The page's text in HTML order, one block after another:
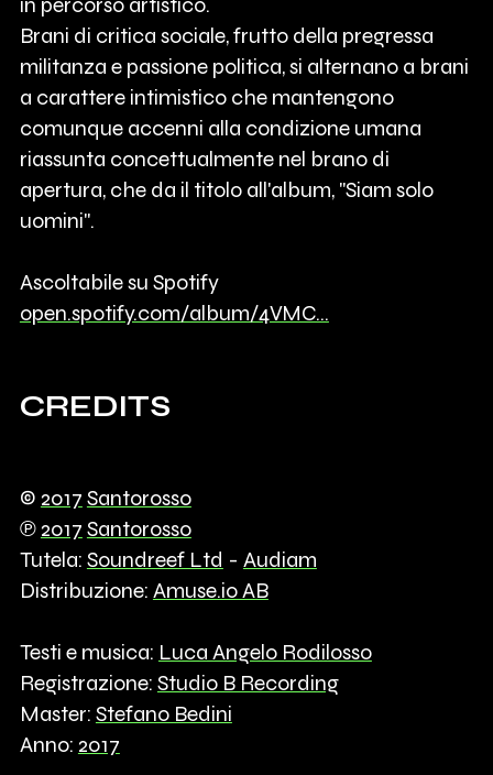
in percorso artistico.
Brani di critica sociale, frutto della pregressa
militanza e passione politica, si alternano a brani
a carattere intimistico che mantengono
comunque accenni alla condizione umana
riassunta concettualmente nel brano di
apertura, che da il titolo all'album, "Siam solo
uomini".
Ascoltabile su Spotify
open.spotify.com/album/4VMC…
CREDITS
© 2017 Santorosso
℗ 2017 Santorosso
Tutela: Soundreef Ltd - Audiam
Distribuzione: Amuse.io AB
Testi e musica: Luca Angelo Rodilosso
Registrazione: Studio B Recording
Master: Stefano Bedini
Anno: 2017